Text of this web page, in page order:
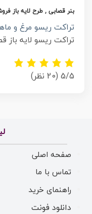
بنر قصابی , طرح لایه باز
تراکت ریسو مرغ و
تراکت ریسو لایه
5/5 (20 نظر)
صفحه اصلی
تماس با ما
راهنمای خرید
دانلود فونت